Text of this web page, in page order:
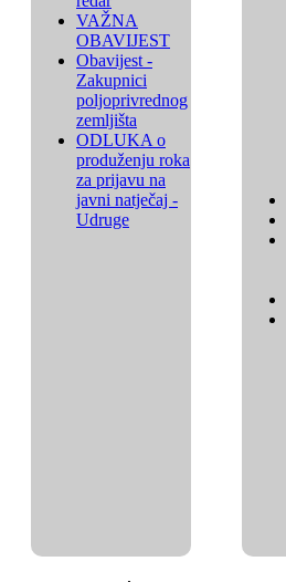
VAŽNA
OBAVIJEST
Obavijest -
Zakupnici
poljoprivrednog
zemljišta
ODLUKA o
produženju roka
za prijavu na
javni natječaj -
Udruge